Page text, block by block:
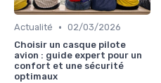
Actualité • 02/03/2026
Choisir un casque pilote
avion : guide expert pour un
confort et une sécurité
optimaux